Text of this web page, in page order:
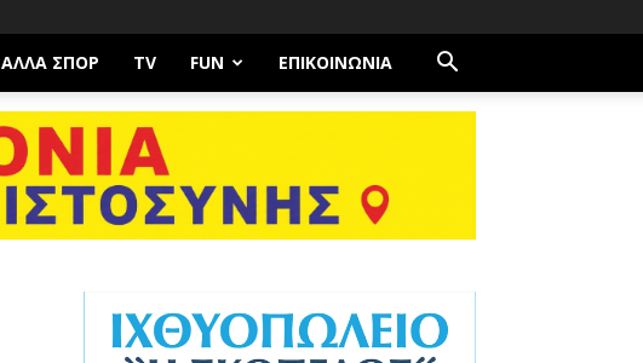
ΆΛΛΑ ΣΠΟΡ TV FUN ΕΠΙΚΟΙΝΩΝΊΑ